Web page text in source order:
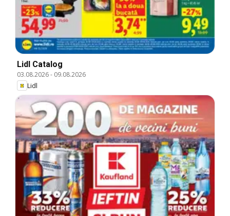
Lidl Catalog
03.08.2026- 09.08.2026
Lidl